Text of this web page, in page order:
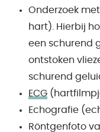
Onderzoek
hart). Hierbij
een schurend
ontstoken
schurend
ECG
Echografie
Röntgenfoto